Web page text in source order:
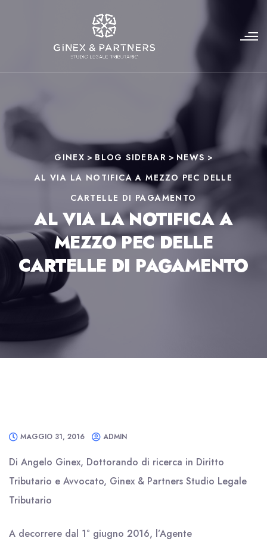
GINEX > BLOG SIDEBAR > NEWS >
AL VIA LA NOTIFICA A MEZZO PEC DELLE
CARTELLE DI PAGAMENTO
AL VIA LA NOTIFICA A
MEZZO PEC DELLE
CARTELLE DI PAGAMENTO
MAGGIO 31, 2016 ADMIN
Di Angelo Ginex, Dottorando di ricerca in Diritto
Tributario e Avvocato, Ginex & Partners Studio Legale
Tributario
A decorrere dal 1° giugno 2016, l’Agente